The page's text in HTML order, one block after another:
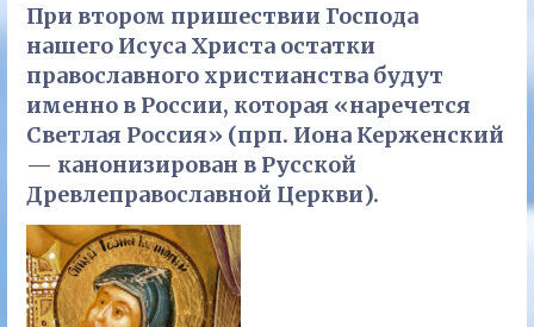
При втором пришествии Господа
нашего Исуса Христа остатки
православного христианства будут
именно в России, которая «наречется
Светлая Россия» (прп. Иона Керженский
— канонизирован в Русской
Древлеправославной Церкви).